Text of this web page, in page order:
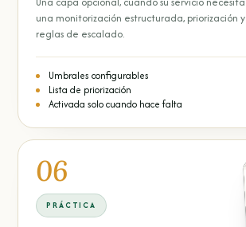
una monitorización estructurada, priorización y
reglas de escalado.
Umbrales configurables
Lista de priorización
Activada solo cuando hace falta
06
PRÁCTICA